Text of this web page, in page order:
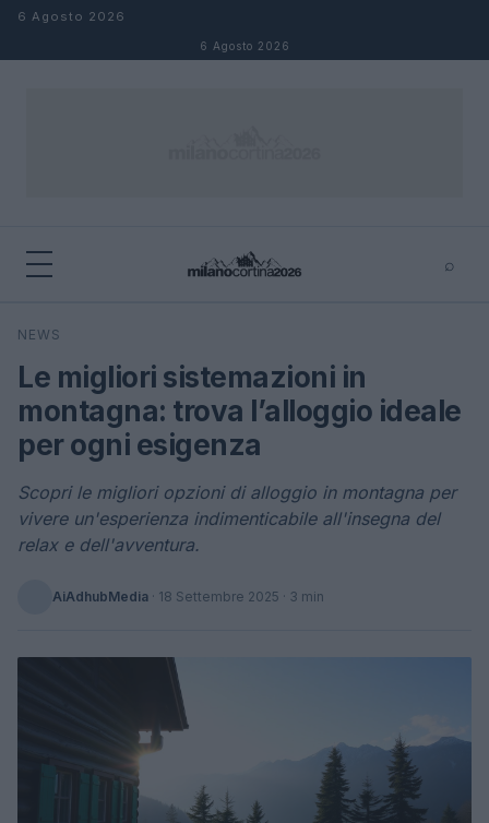
Salta al contenuto
6 Agosto 2026
6 Agosto 2026
⌕
Cerca
NEWS
Le migliori sistemazioni in
montagna: trova l’alloggio ideale
per ogni esigenza
Scopri le migliori opzioni di alloggio in montagna per
vivere un'esperienza indimenticabile all'insegna del
relax e dell'avventura.
AiAdhubMedia · 18 Settembre 2025 · 3 min